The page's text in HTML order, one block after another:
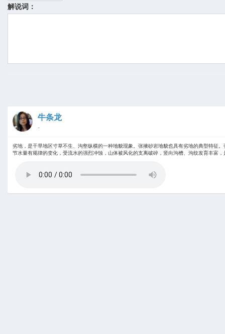
解说词：
牛条龙
-
劣地，是干旱地区寸草不生、沟壑纵横的一种地貌现象。张掖砂岩地貌也具有劣地的典型特征
节水量有规律的变化，受流水的强烈冲蚀，山体被风化的支离破碎，竖向沟槽、沟纹发育丰富